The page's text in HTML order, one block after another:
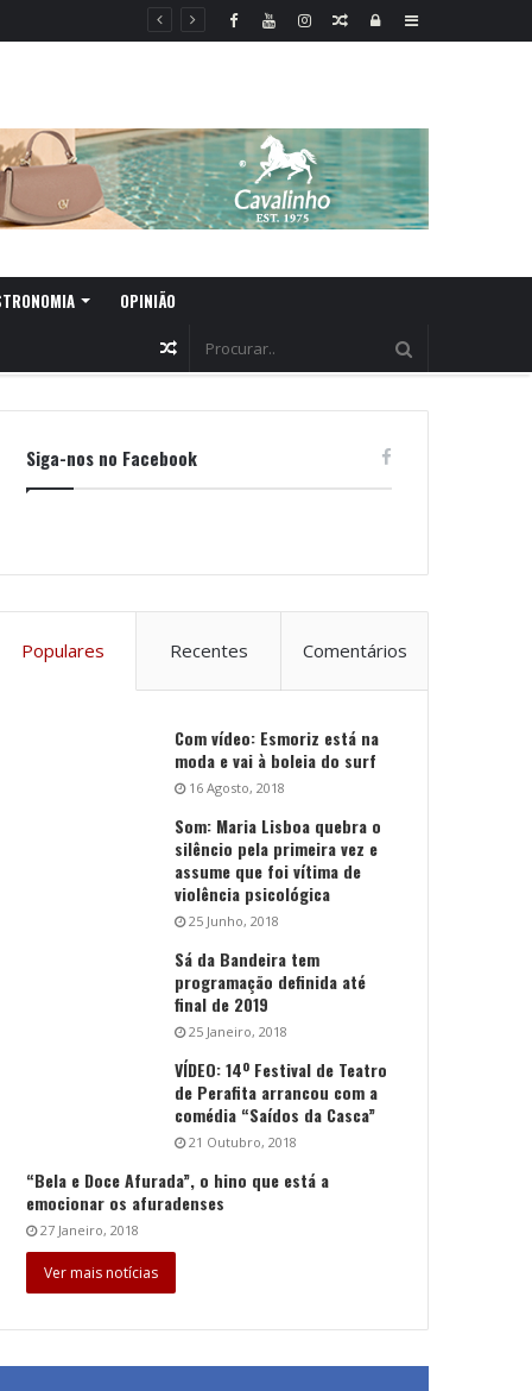
Sidebar
Log
Random
OPINIÃO
Random
Siga-nos no Facebook
Populares Recentes Comentários
Com vídeo: Esmoriz está na
moda e vai à boleia do surf
16 Agosto, 2018
Som: Maria Lisboa quebra o
silêncio pela primeira vez e
assume que foi vítima de
violência psicológica
25 Junho, 2018
Sá da Bandeira tem
programação definida até
final de 2019
25 Janeiro, 2018
VÍDEO: 14º Festival de Teatro
de Perafita arrancou com a
comédia “Saídos da Casca”
21 Outubro, 2018
“Bela e Doce Afurada”, o hino que está a
emocionar os afuradenses
27 Janeiro, 2018
Ver mais notícias